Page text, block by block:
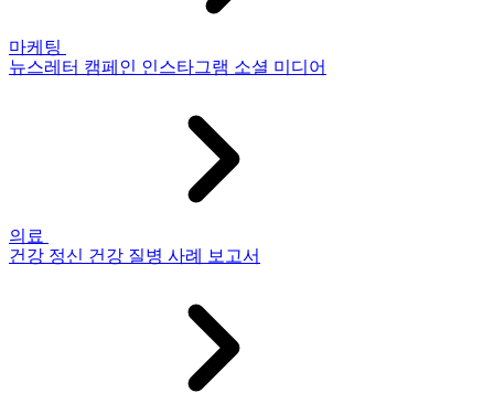
마케팅
뉴스레터 캠페인 인스타그램 소셜 미디어
의료
건강 정신 건강 질병 사례 보고서